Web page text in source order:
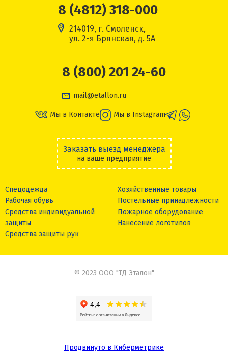
8 (4812) 318-000
214019, г. Смоленск,
ул. 2-я Брянская, д. 5А
8 (800) 201 24-60
mail@etallon.ru
Мы в Контакте Мы в Instagram
Заказать выезд менеджера
на ваше предприятие
Спецодежда
Рабочая обувь
Средства индивидуальной
защиты
Средства защиты рук
Хозяйственные товары
Постельные принадлежности
Пожарное оборудование
Нанесение логотипов
© 2023 ООО "ТД Эталон"
Продвинуто в Киберметрике